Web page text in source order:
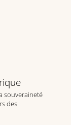
souveraineté
des